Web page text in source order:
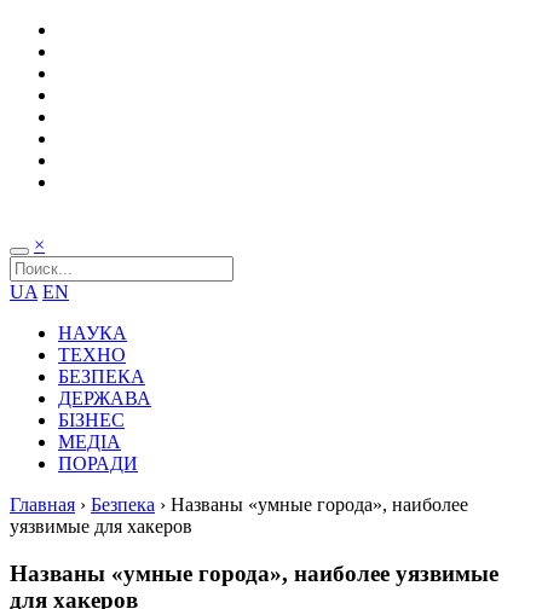
×
UA EN
НАУКА
ТЕХНО
БЕЗПЕКА
ДЕРЖАВА
БІЗНЕС
МЕДІА
ПОРАДИ
Главная › Безпека › Названы «умные города», наиболее
уязвимые для хакеров
Названы «умные города», наиболее уязвимые
для хакеров